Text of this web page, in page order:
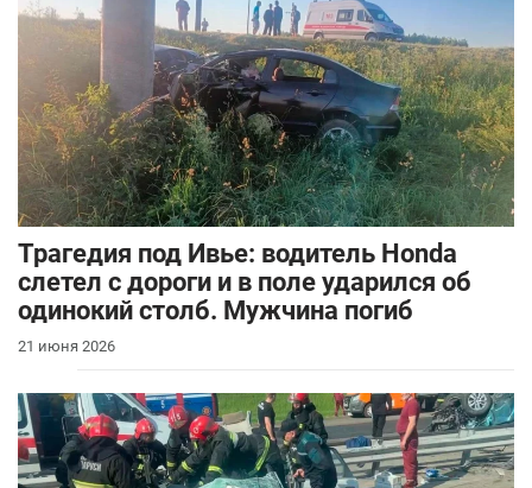
Трагедия под Ивье: водитель Honda
слетел с дороги и в поле ударился об
одинокий столб. Мужчина погиб
21 июня 2026